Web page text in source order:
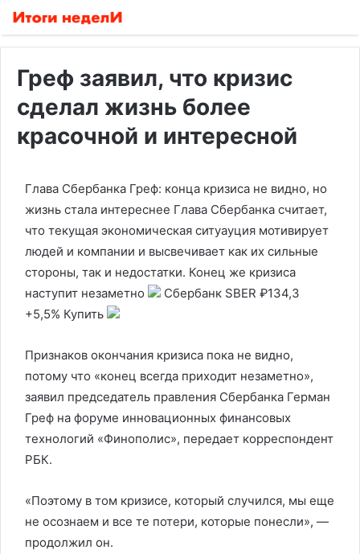
Греф заявил, что кризис
сделал жизнь более
красочной и интересной
Глава Сбербанка Греф: конца кризиса не видно, но
жизнь стала интереснее Глава Сбербанка считает,
что текущая экономическая ситуауция мотивирует
людей и компании и высвечивает как их сильные
стороны, так и недостатки. Конец же кризиса
наступит незаметно
Сбербанк SBER ₽134,3
+5,5% Купить
Признаков окончания кризиса пока не видно,
потому что «конец всегда приходит незаметно»,
заявил председатель правления Сбербанка Герман
Греф на форуме инновационных финансовых
технологий «Финополис», передает корреспондент
РБК.
«Поэтому в том кризисе, который случился, мы еще
не осознаем и все те потери, которые понесли», —
продолжил он.